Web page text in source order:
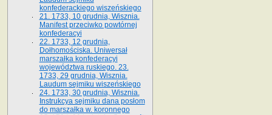
konfederackiego wiszeńskiego
21. 1733, 10 grudnia, Wisznia.
Manifest przeciwko powtórnej
konfederacyi
22. 1733, 12 grudnia,
Dołhomościska. Uniwersał
marszałka konfederacyi
województwa ruskiego. 23.
1733, 29 grudnia, Wisznia.
Laudum sejmiku wiszeńskiego
24. 1733, 30 grudnia, Wisznia.
Instrukcya sejmiku dana posłom
do marszałka w. koronnego